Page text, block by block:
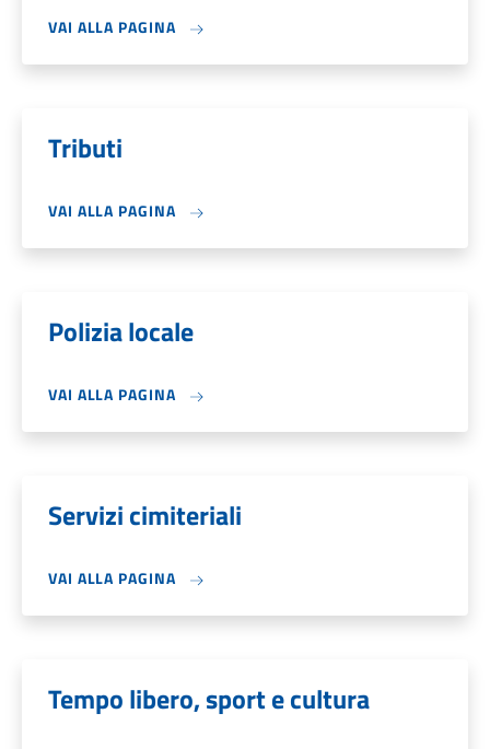
VAI ALLA PAGINA
Tributi
VAI ALLA PAGINA
Polizia locale
VAI ALLA PAGINA
Servizi cimiteriali
VAI ALLA PAGINA
Tempo libero, sport e cultura